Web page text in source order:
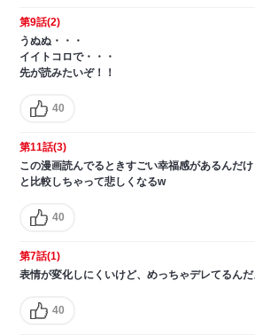
第9話(2)
うぬぬ・・・
イイトコロで・・・
先が読みたいぞ！！
40
第11話(3)
この漫画読んでるときすごい幸福感があるんだ
と比較しちゃって悲しくなるw
40
第7話(1)
表情が変化しにくいけど、めっちゃデレてるんだ
40